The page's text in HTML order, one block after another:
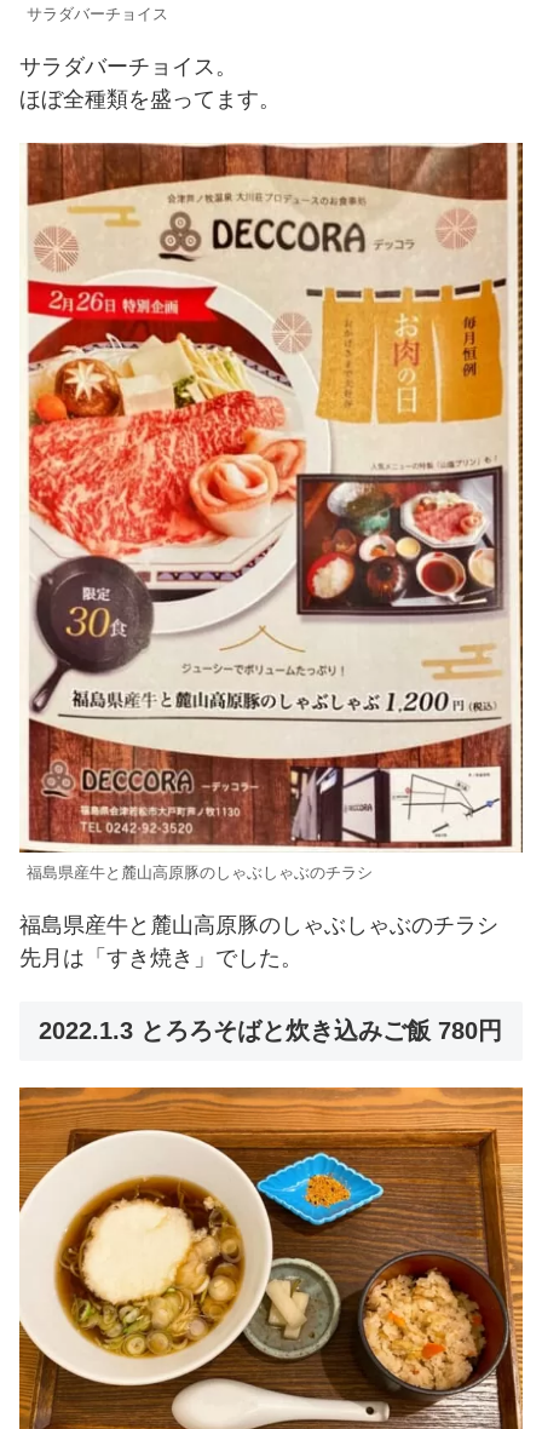
サラダバーチョイス
サラダバーチョイス。
ほぼ全種類を盛ってます。
福島県産牛と麓山高原豚のしゃぶしゃぶのチラシ
福島県産牛と麓山高原豚のしゃぶしゃぶのチラシ
先月は「すき焼き」でした。
2022.1.3 とろろそばと炊き込みご飯 780円